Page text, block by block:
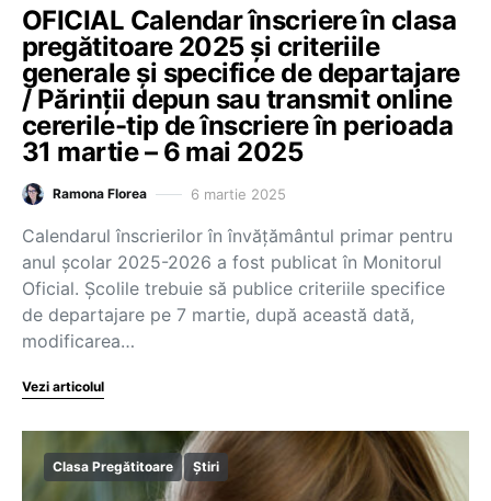
OFICIAL Calendar înscriere în clasa
pregătitoare 2025 și criteriile
generale și specifice de departajare
/ Părinții depun sau transmit online
cererile-tip de înscriere în perioada
31 martie – 6 mai 2025
Ramona Florea 6 martie 2025
Calendarul înscrierilor în învățământul primar pentru
anul școlar 2025-2026 a fost publicat în Monitorul
Oficial. Școlile trebuie să publice criteriile specifice
de departajare pe 7 martie, după această dată,
modificarea…
Vezi articolul
Clasa Pregătitoare Știri